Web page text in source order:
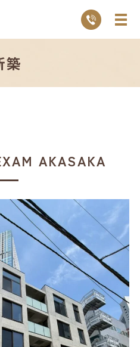
築
AKASAKA